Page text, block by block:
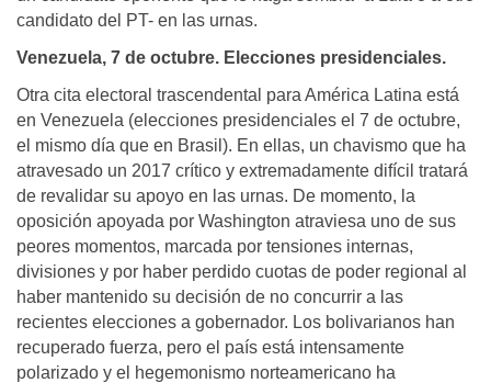
candidato del PT- en las urnas.
Venezuela, 7 de octubre. Elecciones presidenciales.
Otra cita electoral trascendental para América Latina está
en Venezuela (elecciones presidenciales el 7 de octubre,
el mismo día que en Brasil). En ellas, un chavismo que ha
atravesado un 2017 crítico y extremadamente difícil tratará
de revalidar su apoyo en las urnas. De momento, la
oposición apoyada por Washington atraviesa uno de sus
peores momentos, marcada por tensiones internas,
divisiones y por haber perdido cuotas de poder regional al
haber mantenido su decisión de no concurrir a las
recientes elecciones a gobernador. Los bolivarianos han
recuperado fuerza, pero el país está intensamente
polarizado y el hegemonismo norteamericano ha